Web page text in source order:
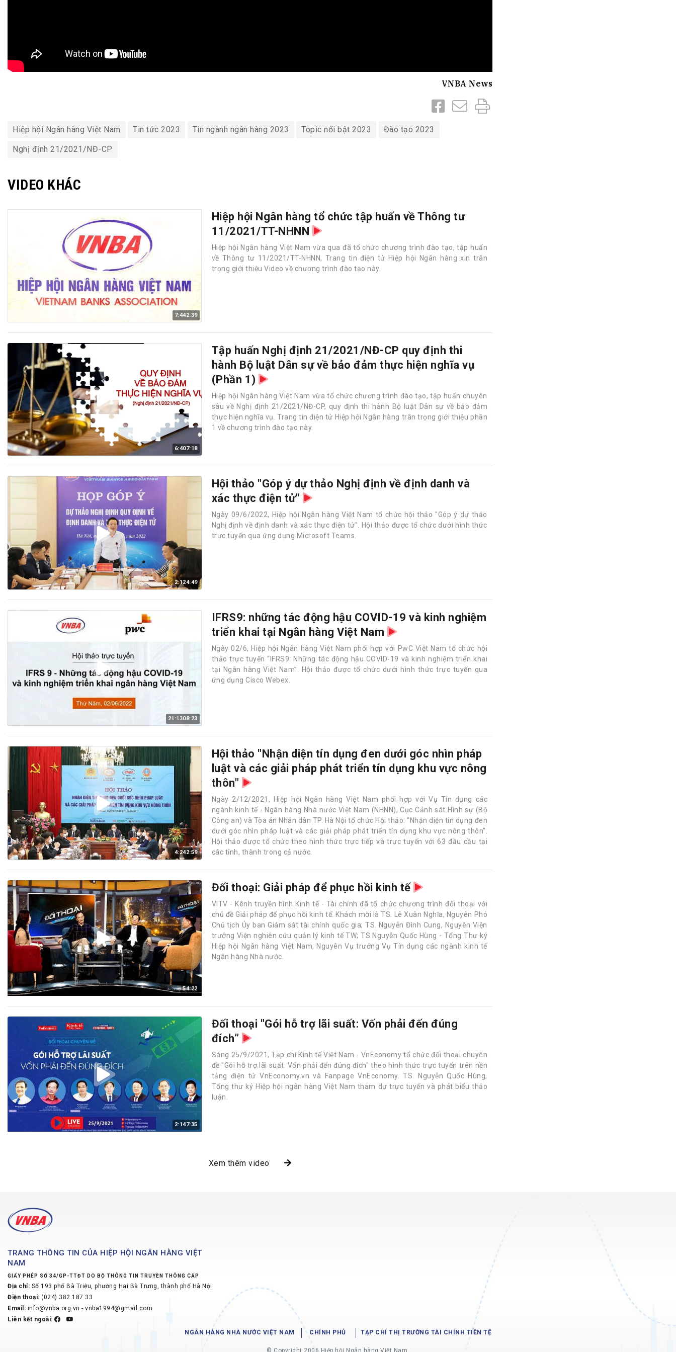
VNBA News
Hiệp hội Ngân hàng Việt Nam Tin tức 2023 Tin ngành ngân hàng 2023 Topic nổi bật 2023 Đào tạo 2023
Nghị định 21/2021/NĐ-CP
VIDEO KHÁC
7:442:39
Hiệp hội Ngân hàng tổ chức tập huấn về Thông tư
11/2021/TT-NHNN
Hiệp hội Ngân hàng Việt Nam vừa qua đã tổ chức chương trình đào tạo, tập huấn
về Thông tư 11/2021/TT-NHNN, Trang tin điện tử Hiệp hội Ngân hàng xin trân
trọng giới thiệu Video về chương trình đào tạo này.
6:407:18
Tập huấn Nghị định 21/2021/NĐ-CP quy định thi
hành Bộ luật Dân sự về bảo đảm thực hiện nghĩa vụ
(Phần 1)
Hiệp hội Ngân hàng Việt Nam vừa tổ chức chương trình đào tạo, tập huấn chuyên
sâu về Nghị định 21/2021/NĐ-CP, quy định thi hành Bộ luật Dân sự về bảo đảm
thực hiện nghĩa vụ. Trang tin điện tử Hiệp hội Ngân hàng trân trọng giới thiệu phần
1 về chương trình đào tạo này.
2:124:49
Hội thảo "Góp ý dự thảo Nghị định về định danh và
xác thực điện tử"
Ngày 09/6/2022, Hiệp hội Ngân hàng Việt Nam tổ chức hội thảo "Góp ý dự thảo
Nghị định về định danh và xác thực điện tử". Hội thảo được tổ chức dưới hình thức
trực tuyến qua ứng dụng Microsoft Teams.
21:1308:23
IFRS9: những tác động hậu COVID-19 và kinh nghiệm
triển khai tại Ngân hàng Việt Nam
Ngày 02/6, Hiệp hội Ngân hàng Việt Nam phối hợp với PwC Việt Nam tổ chức hội
thảo trực tuyến “IFRS9: Những tác động hậu COVID-19 và kinh nghiệm triển khai
tại Ngân hàng Việt Nam”. Hội thảo được tổ chức dưới hình thức trực tuyến qua
ứng dụng Cisco Webex.
4:242:59
Hội thảo "Nhận diện tín dụng đen dưới góc nhìn pháp
luật và các giải pháp phát triển tín dụng khu vực nông
thôn"
Ngày 2/12/2021, Hiệp hội Ngân hàng Việt Nam phối hợp với Vụ Tín dụng các
ngành kinh tế - Ngân hàng Nhà nước Việt Nam (NHNN), Cục Cảnh sát Hình sự (Bộ
Công an) và Tòa án Nhân dân TP. Hà Nội tổ chức Hội thảo: "Nhận diện tín dụng đen
dưới góc nhìn pháp luật và các giải pháp phát triển tín dụng khu vực nông thôn".
Hội thảo được tổ chức theo hình thức trực tiếp và trực tuyến với 63 đầu cầu tại
các tỉnh, thành trong cả nước.
54:22
Đối thoại: Giải pháp để phục hồi kinh tế
VITV - Kênh truyền hình Kinh tế - Tài chính đã tổ chức chương trình đối thoại với
chủ đề Giải pháp để phục hồi kinh tế. Khách mời là TS. Lê Xuân Nghĩa, Nguyên Phó
Chủ tịch Ủy ban Giám sát tài chính quốc gia; TS. Nguyễn Đình Cung, Nguyên Viện
trưởng Viện nghiên cứu quản lý kinh tế TW; TS Nguyễn Quốc Hùng - Tổng Thư ký
Hiệp hội Ngân hàng Việt Nam, Nguyên Vụ trưởng Vụ Tín dụng các ngành kinh tế
Ngân hàng Nhà nước.
2:147:35
Đối thoại "Gói hỗ trợ lãi suất: Vốn phải đến đúng
đích”
Sáng 25/9/2021, Tạp chí Kinh tế Việt Nam - VnEconomy tổ chức đối thoại chuyên
đề "Gói hỗ trợ lãi suất: Vốn phải đến đúng đích" theo hình thức trực tuyến trên nền
tảng điện tử VnEconomy.vn và Fanpage VnEconomy. TS. Nguyễn Quốc Hùng,
Tổng thư ký Hiệp hội ngân hàng Việt Nam tham dự trực tuyến và phát biểu thảo
luận.
Xem thêm video
TRANG THÔNG TIN CỦA HIỆP HỘI NGÂN HÀNG VIỆT
NAM
GIẤY PHÉP SỐ 34/GP-TTĐT DO BỘ THÔNG TIN TRUYỀN THÔNG CẤP
Địa chỉ: Số 193 phố Bà Triệu, phường Hai Bà Trưng, thành phố Hà Nội
Điện thoại: (024) 382 187 33
Email: info@vnba.org.vn - vnba1994@gmail.com
Liên kết ngoài:
NGÂN HÀNG NHÀ NƯỚC VIỆT NAM
CHÍNH PHỦ TẠP CHÍ THỊ TRƯỜNG TÀI CHÍNH TIỀN TỆ